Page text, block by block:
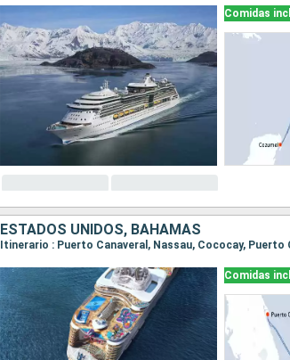
Comidas
ESTADOS UNIDOS, BAHAMAS
Itinerario : Puerto Canaveral, Nassau, Cococay, Puerto
Comidas